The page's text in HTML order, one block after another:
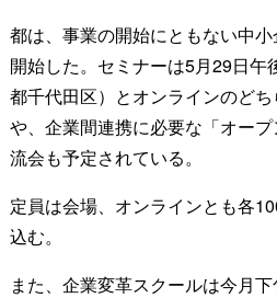
都は、事業の開始にともない中
開始した。セミナーは5月29日
都千代田区）とオンラインのど
や、企業間連携に必要な「オー
流会も予定されている。
定員は会場、オンラインとも各
込む。
また、企業変革スクールは今月